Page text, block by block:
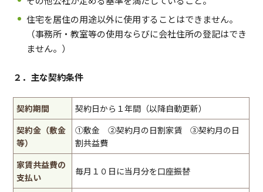
住宅を居住の用途以外に使用することはできません。
（事務所・教室等の使用ならびに会社住所の登記はでき
ません。）
２．主な契約条件
契約期間
契約日から１年間（以降自動更新）
契約金（敷金
等）
①敷金 ②契約月の日割家賃 ③契約月の日
割共益費
家賃共益費の
支払い
毎月１０日に当月分を口座振替